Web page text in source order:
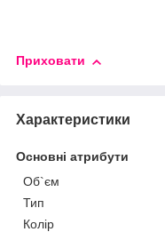
Приховати
Характеристики
Основні атрибути
Об`єм
Тип
Колір